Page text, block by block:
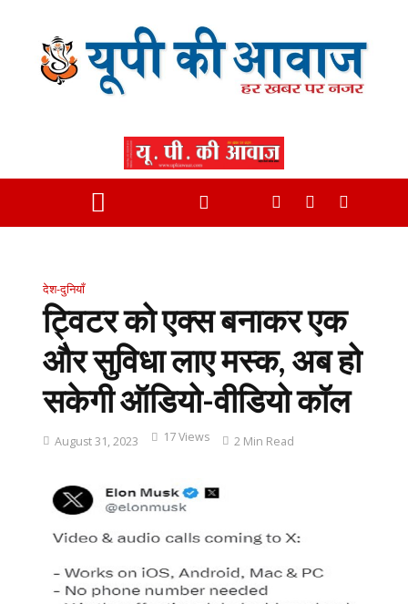
देश-दुनियाँ
ट्विटर को एक्स बनाकर एक
और सुविधा लाए मस्क, अब हो
सकेगी ऑडियो-वीडियो कॉल
August 31, 2023 17 Views 2 Min Read